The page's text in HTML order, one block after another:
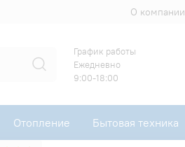
О компании
График работы
Ежедневно
9:00-18:00
Отопление Бытовая техника